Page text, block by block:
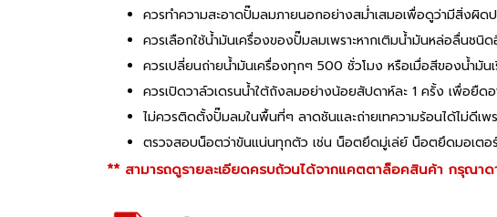
ควรทำความสะอาดปั๊มลมภายนอกอย่างสม่ำเสมอเพื่อดูว่ามีสิ่งผิด
ควรเลือกใช้น้ำมันเครื่องของปั๊มลมเพราะหากเติมน้ำมันหล่อลื่นช
ควรเปลี่ยนถ่ายน้ำมันเครื่องทุกๆ 500 ชั่วโมง หรือเมื่อสีของน้ำมัน
ควรเปิดวาล์วเดรนน้ำใต้ถังลมอย่างน้อยสัปดาห์ละ 1 ครั้ง เพื่อยืด
ไม่ควรติดตั้งปั๊มลมในพื้นที่ๆ ลาดชันและถ่ายเทความร้อนได้ไม่ดีเ
ตรวจสอบน็อตว่าขันแน่นทุกตัว เช่น น็อตยึดมู่เล่ย์ น็อตยึดมอเตอ
** สามารถดูรายละเอียดครบถ้วนได้จากแคตตาล็อคสินค้า กรุณา